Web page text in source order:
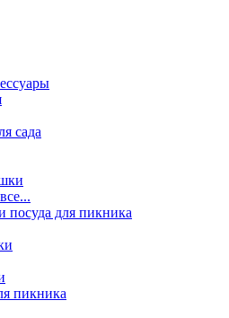
сада
посуда для пикника
пикника